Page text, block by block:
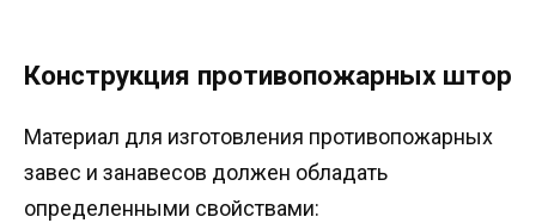
Конструкция противопожарных штор
Материал для изготовления противопожарных
завес и занавесов должен обладать
определенными свойствами: